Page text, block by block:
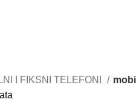
I FIKSNI TELEFONI